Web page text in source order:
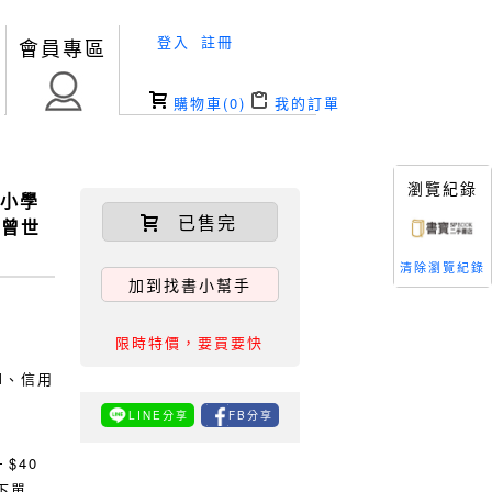
會員專區 登入 註冊
購物車(0) 我的訂單
學
世
信用
$40
已售完
加到找書小幫手
限時特價，要買要快
LINE分享 FB分享
瀏覽紀錄
清除瀏覽紀錄